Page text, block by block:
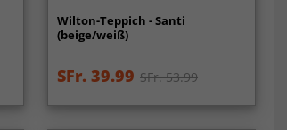
Wilton-Teppich - Santi
(beige/weiß)
SFr. 39.99 SFr. 53.99